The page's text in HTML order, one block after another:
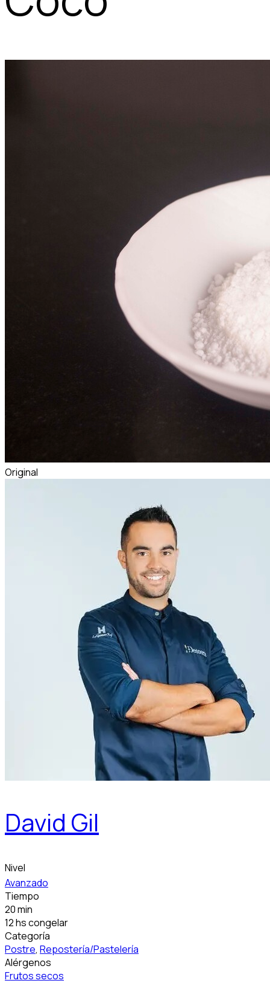
Original
David Gil
Nivel
Avanzado
Tiempo
20 min
12 hs congelar
Categoría
Postre, Repostería/Pastelería
Alérgenos
Frutos secos